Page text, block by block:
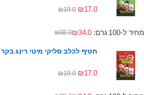
₪17.0
₪19.0
מחיר ל-100 גרם: ₪38.0₪34.0
חטיף לכלב סליקי מיטי רינג בקר 50 גרם*
₪17.0
₪19.0